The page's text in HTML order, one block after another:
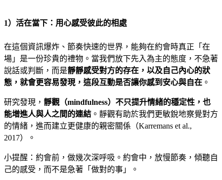
1）活在當下：用心感受彼此的相處
在這個資訊爆炸、節奏快速的世界，能夠在約會時真正「在
場」是一份珍貴的禮物。當我們放下先入為主的態度，不急著
說話或判斷，而是靜靜感受對方的存在，以及自己內心的狀
態，就會更容易發現，這段互動是否讓你感到安心與自在 。
研究發現， 靜觀（mindfulness）不只提升情緒的穩定性，也
能增進人與人之間的連結 。靜觀有助於我們更敏銳地察覺對方
的情緒，進而建立更健康的親密關係（Karremans et al.,
2017）。
小提醒：約會前，做幾次深呼吸。約會中，放慢節奏，傾聽自
己的感受，而不是急著「做對的事」。